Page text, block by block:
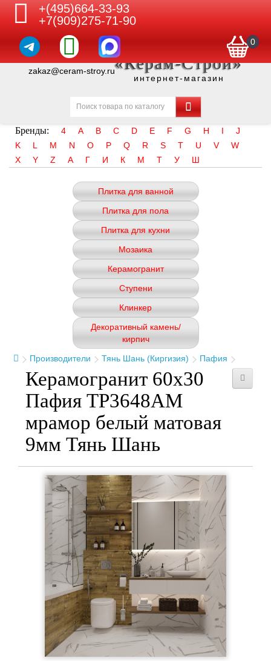
+(495)664-33-93
+7(909)275-71-90
0
zakaz@ceram-stroy.ru«Керам-Строй»
интернет-магазин
Бренды: 4 A B C D E F G H I
J
K
L M N O P Q R S T U V
W
X
Y Z А Г И К М Т У Ш
Плитка для ванной
Плитка для пола
Плитка для кухни
Мозаика
Керамогранит
Ступени
Клинкер
Декоративный камень/
кирпич
Производители
Тянь Шань (Киргизия) Пафия
Керамогранит 60x30
Пафия TP3648AM
мрамор белый матовая
9мм Тянь Шань